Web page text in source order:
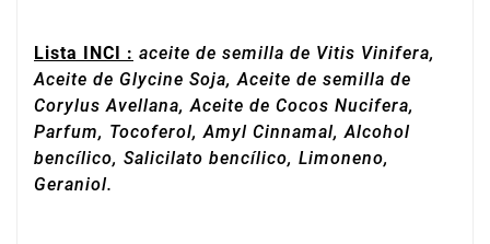
Lista INCI : aceite de semilla de Vitis Vinifera,
Aceite de Glycine Soja, Aceite de semilla de
Corylus Avellana, Aceite de Cocos Nucifera,
Parfum, Tocoferol, Amyl Cinnamal, Alcohol
bencílico, Salicilato bencílico, Limoneno,
Geraniol.